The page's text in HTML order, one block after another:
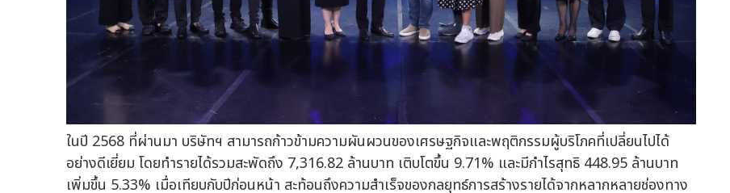
ในปี 2568 ที่ผ่านมา บริษัทฯ สามารถก้าวข้ามความผันผวนของเศรษฐกิจและพฤติกรรมผู้บริโภคที่เปลี่ยนไปได้
อย่างดีเยี่ยม โดยทำรายได้รวมสะพัดถึง 7,316.82 ล้านบาท เติบโตขึ้น 9.71% และมีกำไรสุทธิ 448.95 ล้านบาท
เพิ่มขึ้น 5.33% เมื่อเทียบกับปีก่อนหน้า สะท้อนถึงความสำเร็จของกลยุทธ์การสร้างรายได้จากหลากหลายช่องทาง